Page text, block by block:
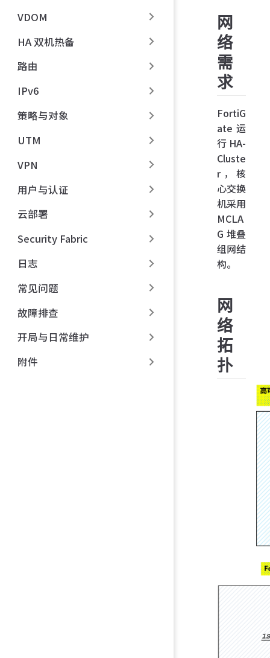
VDOM
HA 双机热备
路由
IPv6
策略与对象
UTM
VPN
用户与认证
云部署
Security Fabric
日志
常见问题
故障排查
开局与日常维护
附件
网
络
需
求
FortiG
ate 运
行 HA-
Cluste
r，核
心交换
机采用
MCLA
G 堆叠
组网结
构。
网
络
拓
扑